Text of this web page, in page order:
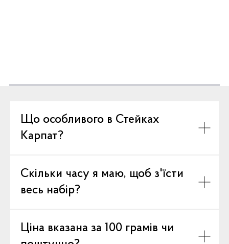
Що особливого в Стейках
Карпат?
Скільки часу я маю, щоб з'їсти
весь набір?
Ціна вказана за 100 грамів чи